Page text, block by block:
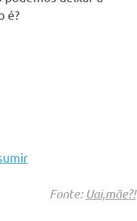
é?
Fonte: Uai,mãe?!